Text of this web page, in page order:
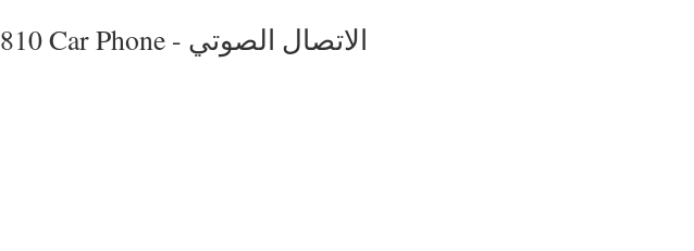
810 Car Phone - الاتصال الصوتي